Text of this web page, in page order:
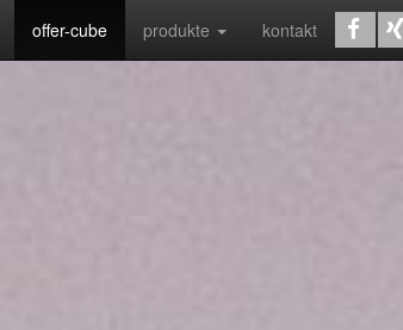
offer-cube produkte kontakt